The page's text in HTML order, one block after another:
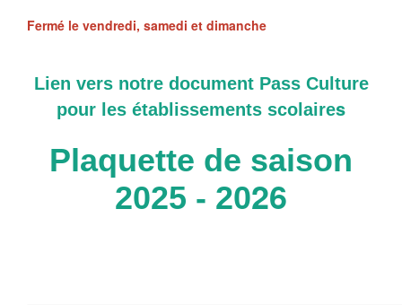
Fermé le vendredi, samedi et dimanche
Lien vers notre document Pass Culture
pour les établissements scolaires
Plaquette de saison
2025 - 2026